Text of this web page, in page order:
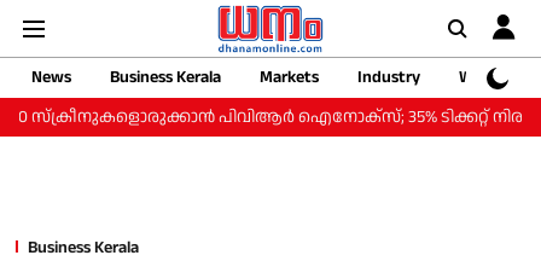
News Business Kerala Markets Industry
Web
സ്‌ക്രീനുകളൊരുക്കാന്‍ പിവിആര്‍ ഐനോക്‌സ്; 35% ടിക്കറ്റ് നിരക്ക്
Business Kerala